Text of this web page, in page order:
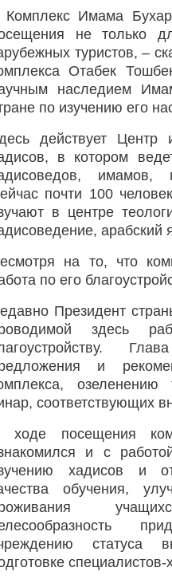
Комплекс Имама
не только
туристов, –
Отабек
наследием
по изучению его
действует
в котором
имамов,
почти 100
в центре
арабский
на то, что
по его
Президент
здесь
и
озеленению
соответствующих
ходе посещения
и с
хадисов и
обучения,
статуса